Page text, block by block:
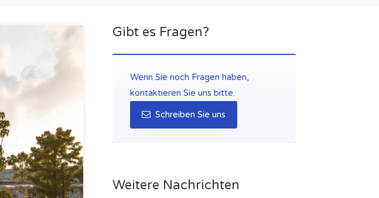
Gibt es Fragen?
Wenn Sie noch Fragen haben,
kontaktieren Sie uns bitte.
Schreiben Sie uns
Weitere Nachrichten